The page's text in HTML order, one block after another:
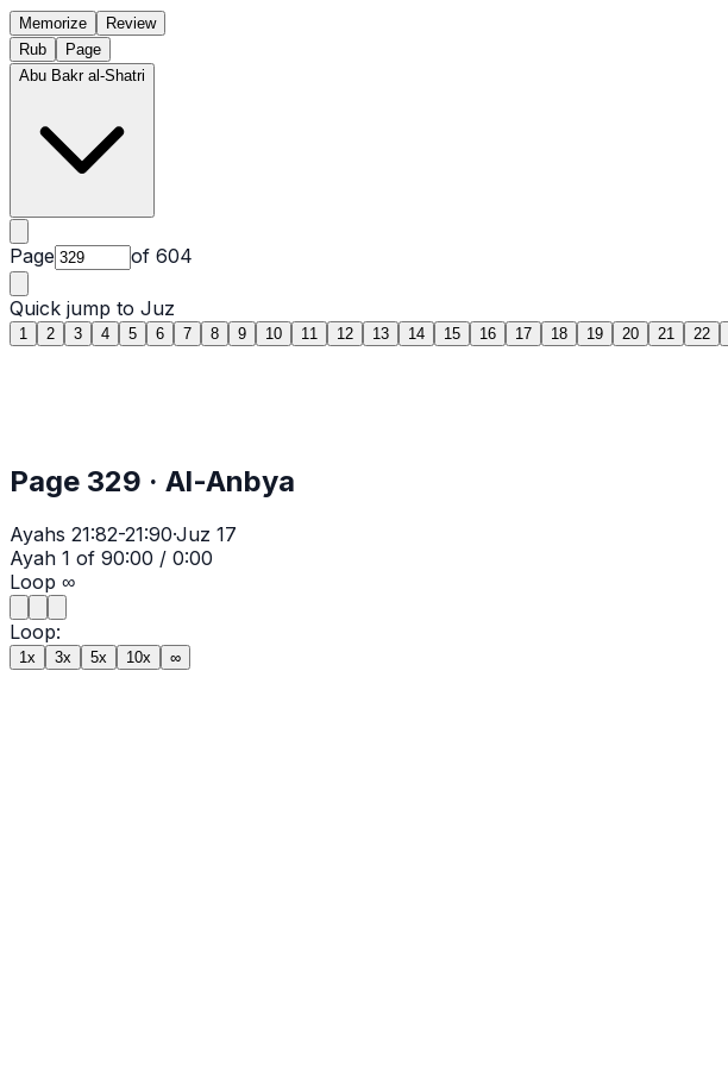
Memorize
Review
Rub
Page
Abu Bakr al-Shatri
Page of 604
Quick jump to Juz
1 2 3 4 5 6 7 8 9 10 11 12 13 14 15 16 17 18 19 20 21 22
Page 329 · Al-Anbya
Ayahs 21:82-21:90·Juz 17
Ayah 1 of 90:00 / 0:00
Loop ∞
Loop:
1x 3x 5x 10x ∞